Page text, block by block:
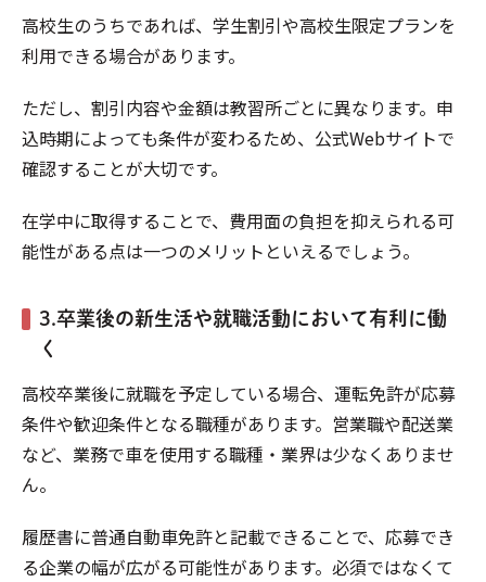
高校生のうちであれば、学生割引や高校生限定プランを
利用できる場合があります。
ただし、割引内容や金額は教習所ごとに異なります。申
込時期によっても条件が変わるため、公式Webサイトで
確認することが大切です。
在学中に取得することで、費用面の負担を抑えられる可
能性がある点は一つのメリットといえるでしょう。
3.卒業後の新生活や就職活動において有利に働
く
高校卒業後に就職を予定している場合、運転免許が応募
条件や歓迎条件となる職種があります。営業職や配送業
など、業務で車を使用する職種・業界は少なくありませ
ん。
履歴書に普通自動車免許と記載できることで、応募でき
る企業の幅が広がる可能性があります。必須ではなくて